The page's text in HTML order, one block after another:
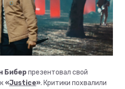
Биберпрезентовал свой
«Justice». Критики похвалили